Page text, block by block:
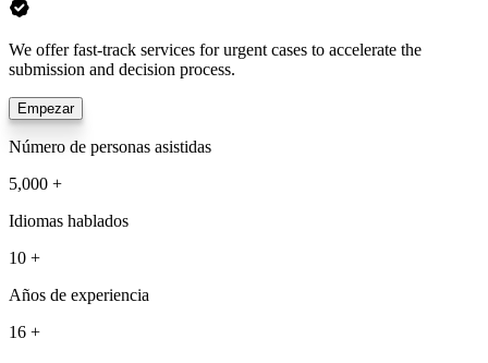
We offer fast-track services for urgent cases to accelerate the
submission and decision process.
Empezar
Número de personas asistidas
5,000 +
Idiomas hablados
10 +
Años de experiencia
16 +